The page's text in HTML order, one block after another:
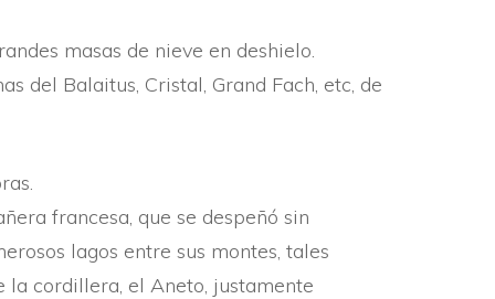
masas de nieve en deshielo.
del Balaitus, Cristal, Grand Fach, etc, de
francesa, que se despeñó sin
lagos entre sus montes, tales
la cordillera, el Aneto, justamente